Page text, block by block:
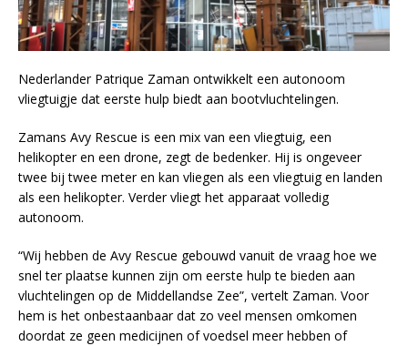
Nederlander Patrique Zaman ontwikkelt een autonoom
vliegtuigje dat eerste hulp biedt aan bootvluchtelingen.
Zamans Avy Rescue is een mix van een vliegtuig, een
helikopter en een drone, zegt de bedenker. Hij is ongeveer
twee bij twee meter en kan vliegen als een vliegtuig en landen
als een helikopter. Verder vliegt het apparaat volledig
autonoom.
“Wij hebben de Avy Rescue gebouwd vanuit de vraag hoe we
snel ter plaatse kunnen zijn om eerste hulp te bieden aan
vluchtelingen op de Middellandse Zee”, vertelt Zaman. Voor
hem is het onbestaanbaar dat zo veel mensen omkomen
doordat ze geen medicijnen of voedsel meer hebben of